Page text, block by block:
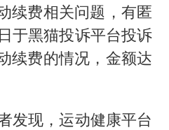
续费相关问题，有匿
于黑猫投诉平台投诉
续费的情况，金额达
发现，运动健康平台